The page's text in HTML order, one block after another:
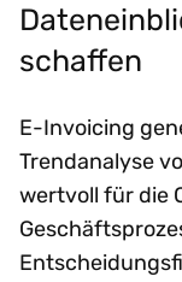
schaffen
E-Invoicing
Trendanalyse
wertvoll für die